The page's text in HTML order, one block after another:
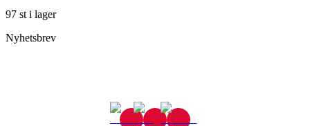
97 st i lager
Nyhetsbrev